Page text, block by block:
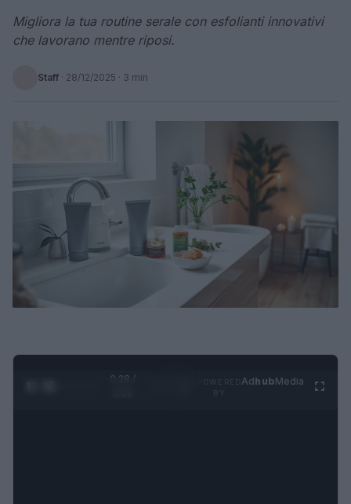
Migliora la tua routine serale con esfolianti innovativi
che lavorano mentre riposi.
Staff · 28/12/2025 · 3 min
0:28 /
AdhubMedia